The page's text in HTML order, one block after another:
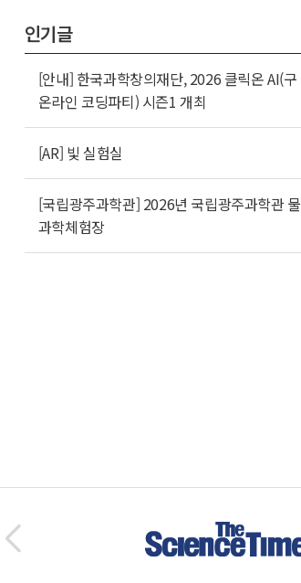
인기글
[안내] 한국과학창의재단, 2026 클릭온 AI(구
온라인 코딩파티) 시즌1 개최
[AR] 빛 실험실
[국립광주과학관] 2026년 국립광주과학관 물
과학체험장